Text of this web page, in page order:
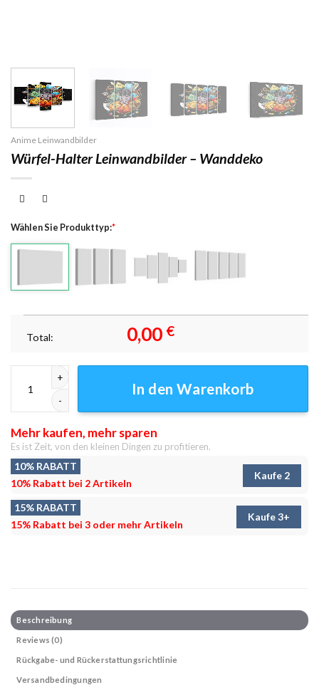
Anime Leinwandbilder
Würfel-Halter Leinwandbilder – Wanddeko
Wählen Sie Produkttyp:*
Total: 0,00 €
In den Warenkorb
Mehr kaufen, mehr sparen
Es ist Zeit, von den kleinen Dingen zu profitieren.
10% RABATT
10% Rabatt bei 2 Artikeln
Kaufe 2
15% RABATT
15% Rabatt bei 3 oder mehr Artikeln
Kaufe 3+
Beschreibung
Reviews (0)
Rückgabe- und Rückerstattungsrichtlinie
Versandbedingungen